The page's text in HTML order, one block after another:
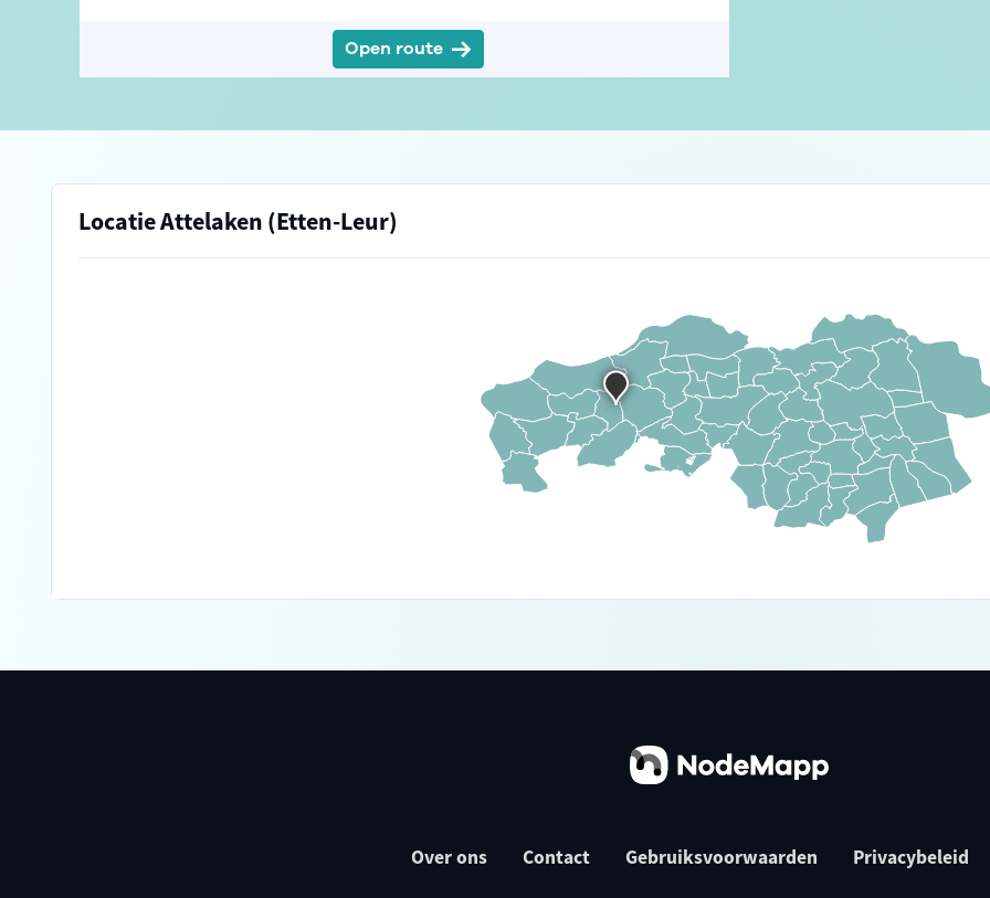
Open route
Locatie Attelaken (Etten-Leur)
Over ons Contact Gebruiksvoorwaarden Privacybeleid